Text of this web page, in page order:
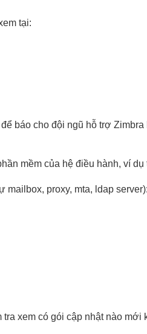
tại:
báo cho đội ngũ hỗ trợ
mềm của hệ điều hành, ví dụ
mailbox, proxy, mta, ldap server):
xem có gói cập nhật nào mới